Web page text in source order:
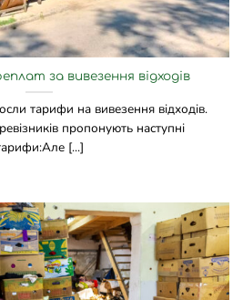
за вивезення відходів
тарифи на вивезення відходів.
пропонують наступні
[...]